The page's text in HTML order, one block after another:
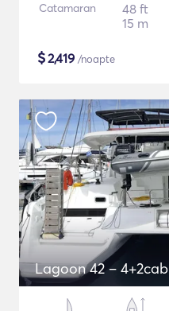
Catamaran
48 ft
15 m
$2,419 /noapte
Lagoon 42 – 4+2cab